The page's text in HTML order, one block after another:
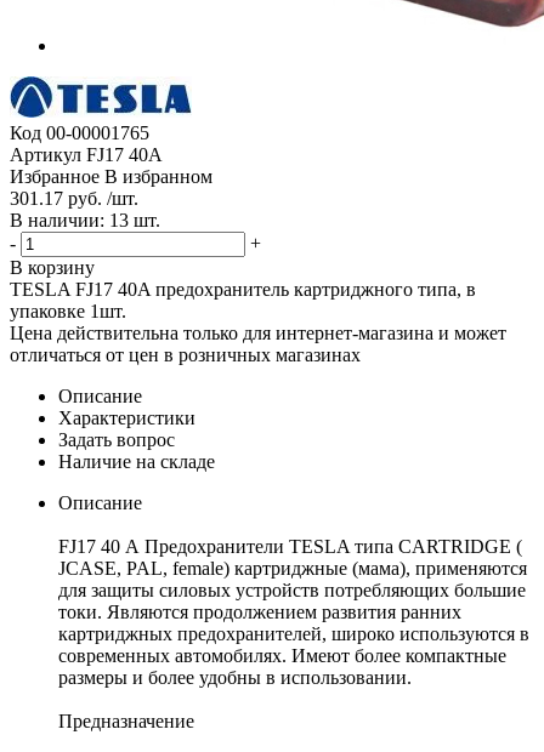
Код 00-00001765
Артикул FJ17 40A
Избранное В избранном
301.17 руб. /шт.
В наличии: 13 шт.
-
+
В корзину
TESLA FJ17 40A предохранитель картриджного типа, в
упаковке 1шт.
Цена действительна только для интернет-магазина и может
отличаться от цен в розничных магазинах
Описание
Характеристики
Задать вопрос
Наличие на складе
Описание
FJ17 40 А Предохранители TESLA типа CARTRIDGE (
JCASE, PAL, female) картриджные (мама), применяются
для защиты силовых устройств потребляющих большие
токи. Являются продолжением развития ранних
картриджных предохранителей, широко используются в
современных автомобилях. Имеют более компактные
размеры и более удобны в использовании.
Предназначение